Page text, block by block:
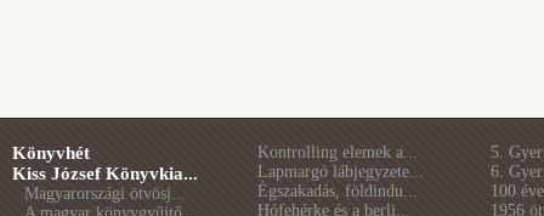
Könyvhét
Kiss József Könyvkia...
Magyarországi ötvösj...
Kontrolling elemek a...
Lapmargó lábjegyzete...
Égszakadás, földindu...
Hófehérke és a berli...
5.
6.
100
1956